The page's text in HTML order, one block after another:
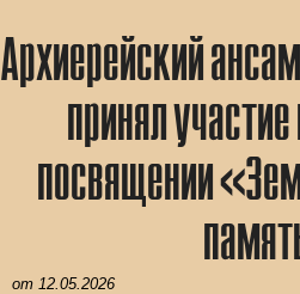
Архиерейский
принял
посвящении
от 12.05.2026